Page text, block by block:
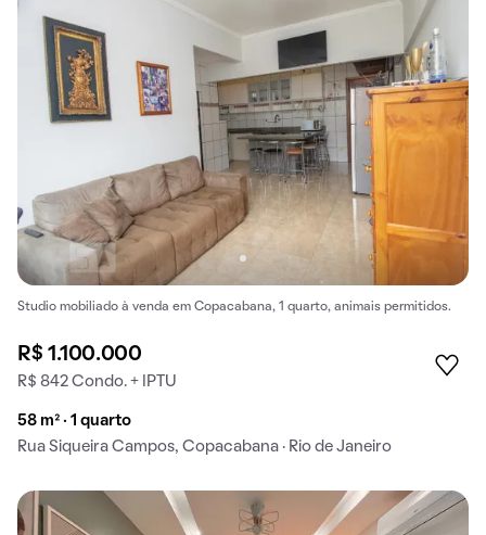
Studio mobiliado à venda em Copacabana, 1 quarto, animais permitidos.
R$ 1.100.000
R$ 842 Condo. + IPTU
58 m² · 1 quarto
Rua Siqueira Campos, Copacabana · Rio de Janeiro